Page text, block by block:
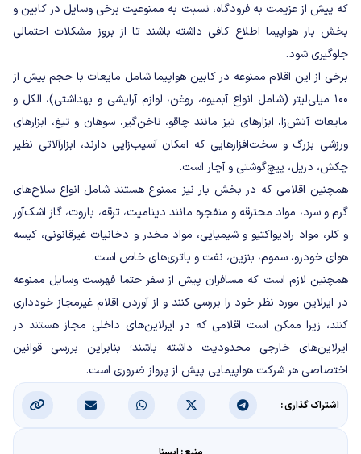
که پیش از عزیمت به فرودگاه، نسبت به ممنوعیت برخی وسایل در کابین و
بخش بار هواپیما اطلاع کافی داشته باشند تا از بروز مشکلات احتمالی
جلوگیری شود.
برخی از این اقلام ممنوعه در کابین هواپیما شامل مایعات با حجم بیش از
۱۰۰ میلی‌لیتر (شامل انواع آبمیوه، روغن، لوازم آرایشی و بهداشتی)، الکل و
مایعات آتش‌زا، ابزارهای تیز مانند چاقو، ناخن‌گیر، سوهان و تیغ، ابزارهای
ورزشی بزرگ و سخت‌افزارهایی که امکان آسیب‌زایی دارند، ابزارآلاتی نظیر
چکش، دریل، پیچ‌گوشتی و آچار است.
همچنین اقلامی که در بخش بار نیز ممنوع هستند شامل انواع سلاح‌های
گرم و سرد، مواد محترقه و منفجره مانند دینامیت، ترقه، باروت، گاز اشک‌آور
و کلر، مواد رادیواکتیو و شیمیایی، مواد مخدر و دخانیات غیرقانونی، کیسه
هوای خودرو، سموم، بنزین، نفت و باتری‌های خاص است.
همچنین لازم است که مسافران پیش از سفر حتما فهرست وسایل ممنوعه
در ایرلاین مورد نظر خود را بررسی کنند و از آوردن اقلام غیرمجاز خودداری
کنند، زیرا ممکن است اقلامی که در ایرلاین‌های داخلی مجاز هستند در
ایرلاین‌های خارجی محدودیت داشته باشند؛ بنابراین بررسی قوانین
اختصاصی هر شرکت هواپیمایی پیش از پرواز ضروری است.
اشتراک گذاری :